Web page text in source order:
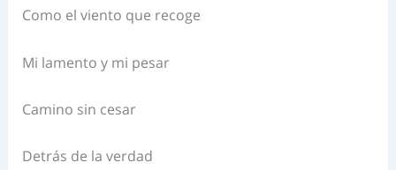
Como el viento que recoge
Mi lamento y mi pesar
Camino sin cesar
Detrás de la verdad